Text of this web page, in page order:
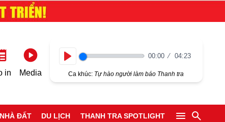
in Media
00:00 04:23
Ca khúc: Tự hào người làm báo Thanh tra
NHÀ ĐẤT DU LỊCH THANH TRA SPOTLIGHT